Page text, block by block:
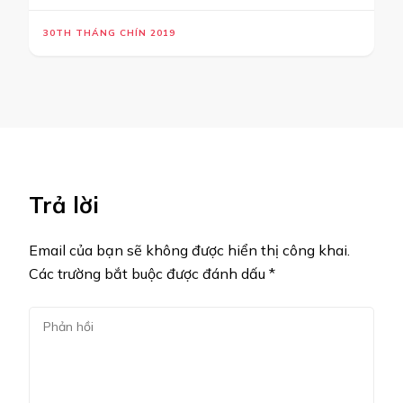
30TH THÁNG CHÍN 2019
Trả lời
Email của bạn sẽ không được hiển thị công khai.
Các trường bắt buộc được đánh dấu *